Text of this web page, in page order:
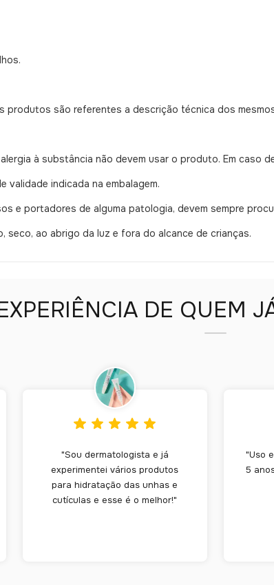
são referentes a descrição técnica dos
à substância não devem usar o produto. Em caso
indicada na embalagem.
e portadores de alguma patologia, devem sempre
seco, ao abrigo da luz e fora do alcance de crianças.
DE QUEM
"Sou dermatologista e já
experimentei vários produtos
para hidratação das unhas e
cutículas e esse é o melhor!"
"Uso
5